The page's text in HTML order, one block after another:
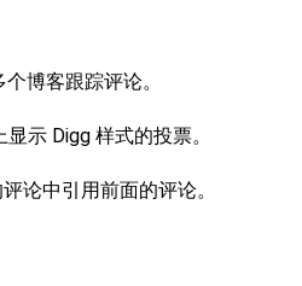
个博客跟踪评论。
示 Digg 样式的投票。
论中引用前面的评论。